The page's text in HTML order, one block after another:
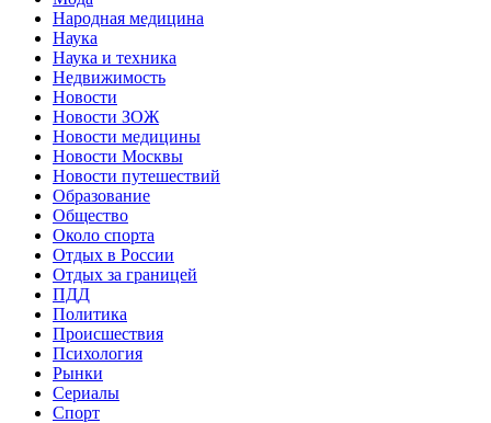
Народная медицина
Наука
Наука и техника
Недвижимость
Новости
Новости ЗОЖ
Новости медицины
Новости Москвы
Новости путешествий
Образование
Общество
Около спорта
Отдых в России
Отдых за границей
ПДД
Политика
Происшествия
Психология
Рынки
Сериалы
Спорт